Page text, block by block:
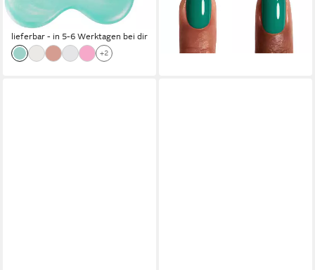
(662,96 €/ 1 l)
-10%
lieferbar - in 5-6 Werktagen bei dir
+2
(962,22 €/ 1 l)
lieferbar - in 3-5 Werktagen bei dir
+43